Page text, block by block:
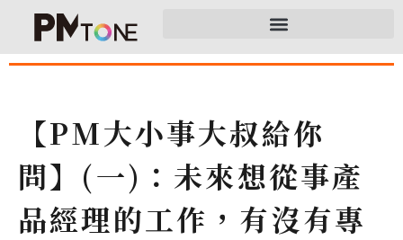
【PM大小事大叔給你
問】(一)：未來想從事產
品經理的工作，有沒有專